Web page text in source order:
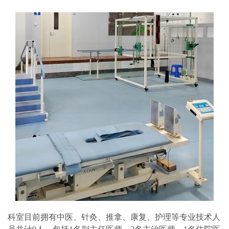
科室目前拥有中医、针灸、推拿、康复、护理等专业技术人